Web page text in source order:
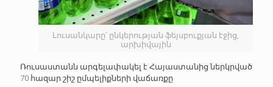
Լուսանկարը՝ ընկերության ֆեյսբուքյան էջից,
արխիվային
Ռուսաստանն արգելափակել է Հայաստանից ներկրված
70 հազար շիշ ըմպելիքների վաճառքը